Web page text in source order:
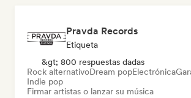
Pravda Records
Etiqueta
&gt; 800 respuestas dadas
Rock alternativoDream popElectrónica
Indie pop
Firmar artistas o lanzar su música